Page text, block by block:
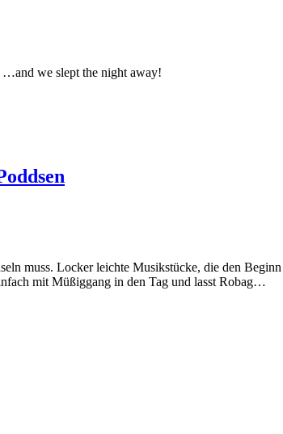
…and we slept the night away!
muss. Locker leichte Musikstücke, die den
mit Müßiggang in den Tag und lasst Robag…